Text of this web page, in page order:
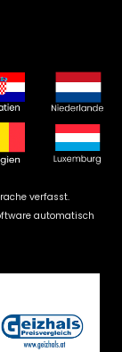
verfasst.
automatisch